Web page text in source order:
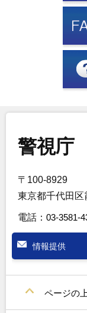
警視庁
〒100-8929
東京都千代田
電話： 03-3581-
情報提供
ページの